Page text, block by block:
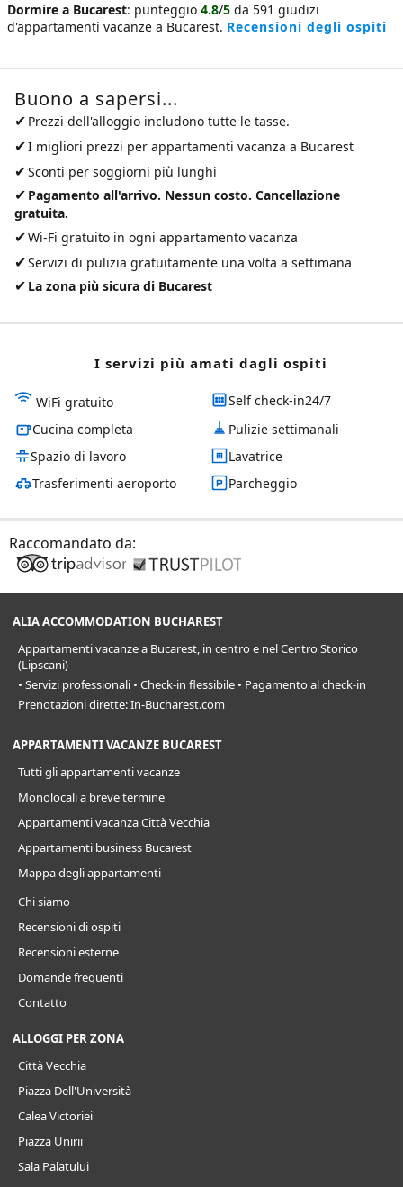
Dormire a Bucarest: punteggio 4.8/5 da 591 giudizi
d'appartamenti vacanze a Bucarest. Recensioni degli ospiti
Buono a sapersi...
✔ Prezzi dell'alloggio includono tutte le tasse.
✔I migliori prezzi per appartamenti vacanza a Bucarest
✔Sconti per soggiorni più lunghi
✔ Pagamento all'arrivo. Nessun costo. Cancellazione
gratuita.
✔Wi-Fi gratuito in ogni appartamento vacanza
✔Servizi di pulizia gratuitamente una volta a settimana
✔ La zona più sicura di Bucarest
I servizi più amati dagli ospiti
WiFi gratuito
Self check-in24/7
Cucina completa
Pulizie settimanali
Spazio di lavoro
Lavatrice
Trasferimenti aeroporto
Parcheggio
Raccomandato da:
ALIA ACCOMMODATION BUCHAREST
Appartamenti vacanze a Bucarest, in centro e nel Centro Storico
(Lipscani)
• Servizi professionali • Check-in flessibile • Pagamento al check-in
Prenotazioni dirette: In-Bucharest.com
APPARTAMENTI VACANZE BUCAREST
Tutti gli appartamenti vacanze
Monolocali a breve termine
Appartamenti vacanza Città Vecchia
Appartamenti business Bucarest
Mappa degli appartamenti
Chi siamo
Recensioni di ospiti
Recensioni esterne
Domande frequenti
Contatto
ALLOGGI PER ZONA
Città Vecchia
Piazza Dell'Università
Calea Victoriei
Piazza Unirii
Sala Palatului